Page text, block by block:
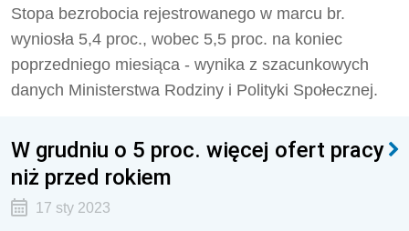
Stopa bezrobocia rejestrowanego w marcu br.
wyniosła 5,4 proc., wobec 5,5 proc. na koniec
poprzedniego miesiąca - wynika z szacunkowych
danych Ministerstwa Rodziny i Polityki Społecznej.
W grudniu o 5 proc. więcej ofert pracy
niż przed rokiem
17 sty 2023